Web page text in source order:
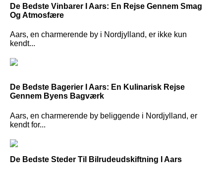
De Bedste Vinbarer I Aars: En Rejse Gennem Smag
Og Atmosfære
Aars, en charmerende by i Nordjylland, er ikke kun
kendt...
De Bedste Bagerier I Aars: En Kulinarisk Rejse
Gennem Byens Bagværk
Aars, en charmerende by beliggende i Nordjylland, er
kendt for...
De Bedste Steder Til Bilrudeudskiftning I Aars